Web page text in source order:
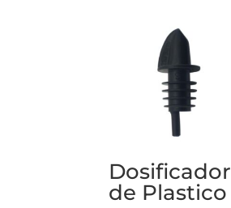
Dosificador
de Plastico